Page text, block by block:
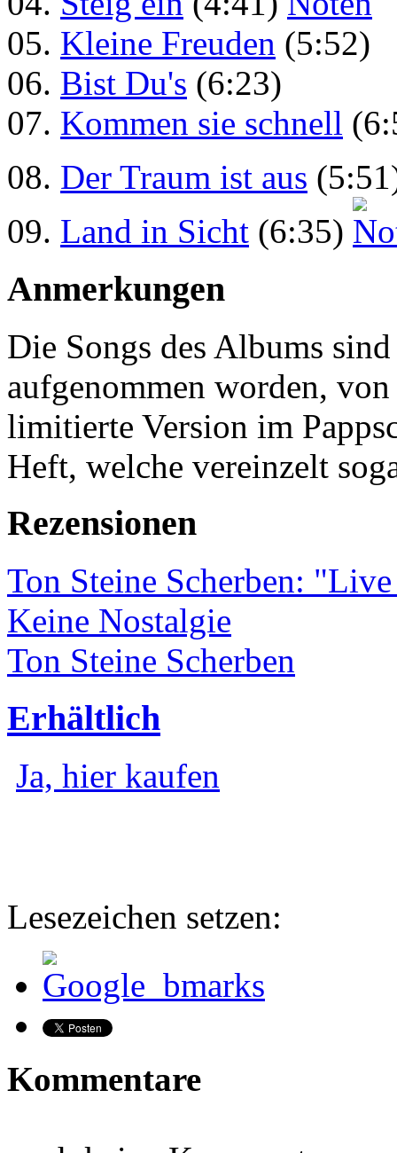
05. Kleine Freuden (5:52)
06. Bist Du's (6:23)
07. Kommen sie schnell
08. Der Traum ist aus
09. Land in Sicht (6:35)
Anmerkungen
Die Songs des Albums
aufgenommen worden,
limitierte Version im
Heft, welche vereinzelt
Rezensionen
Ton Steine Scherben:
Keine Nostalgie
Ton Steine Scherben
Erhältlich
Ja, hier kaufen
Lesezeichen setzen:
Kommentare